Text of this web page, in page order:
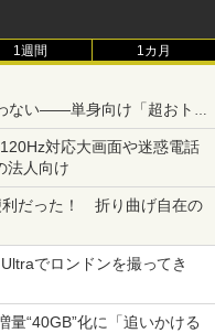
1週間 1カ月
ない――単身向け「超おトク
対応大画面や迷惑電話
法人向け
利だった！ 折り曲げ自在の
でロンドンを撮ってき
“40GB”化に「追いかける